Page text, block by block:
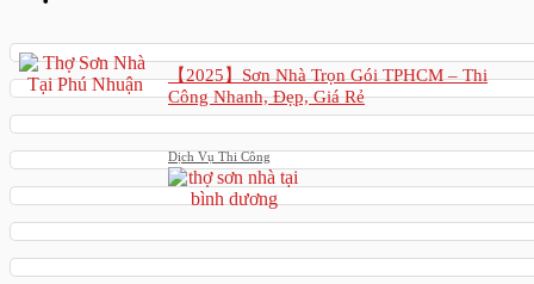
【2025】Sơn Nhà Trọn Gói TPHCM – Thi
Công Nhanh, Đẹp, Giá Rẻ
Dịch Vụ Thi Công